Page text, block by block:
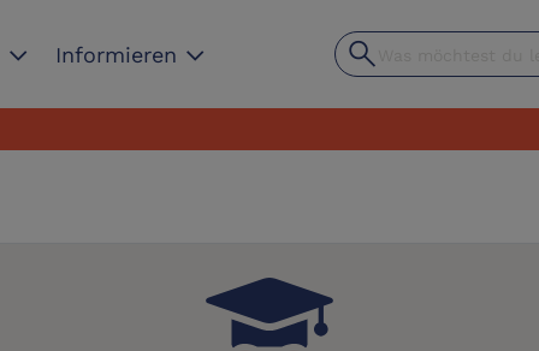
expand_more Informieren expand_more search